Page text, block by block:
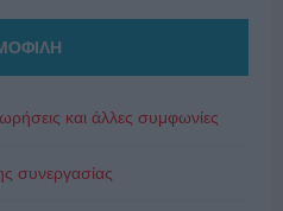
και άλλες συμφωνίες
συνεργασίας